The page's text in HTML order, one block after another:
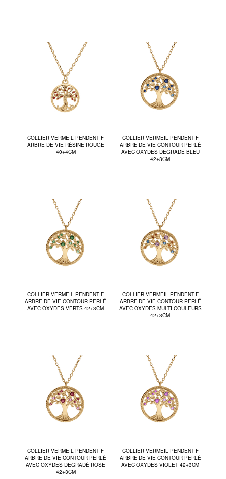
COLLIER VERMEIL PENDENTIF
ARBRE DE VIE RÉSINE ROUGE
40+4CM
COLLIER VERMEIL PENDENTIF
ARBRE DE VIE CONTOUR PERLÉ
AVEC OXYDES DEGRADÉ BLEU
42+3CM
COLLIER VERMEIL PENDENTIF
ARBRE DE VIE CONTOUR PERLÉ
AVEC OXYDES VERTS 42+3CM
COLLIER VERMEIL PENDENTIF
ARBRE DE VIE CONTOUR PERLÉ
AVEC OXYDES MULTI COULEURS
42+3CM
COLLIER VERMEIL PENDENTIF
ARBRE DE VIE CONTOUR PERLÉ
AVEC OXYDES DEGRADÉ ROSE
42+3CM
COLLIER VERMEIL PENDENTIF
ARBRE DE VIE CONTOUR PERLÉ
AVEC OXYDES VIOLET 42+3CM